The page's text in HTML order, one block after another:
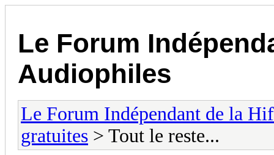
Le Forum
Audiophiles
Le Forum Indépendant de la
gratuites > Tout le reste...